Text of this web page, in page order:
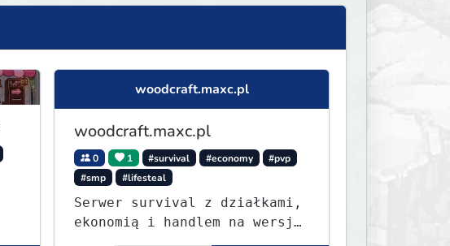
woodcraft.maxc.pl
woodcraft.maxc.pl
0 1 #survival #economy
#pvp
#smp
#lifesteal
Serwer survival z działkami,
ekonomią i handlem na wersję